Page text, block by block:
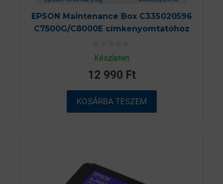
EPSON Maintenance Box C33S020596
C7500G/C8000E címkenyomtatóhoz
0
a
5
b
ő
l
Készleten
12 990 Ft
KOSÁRBA TESZEM